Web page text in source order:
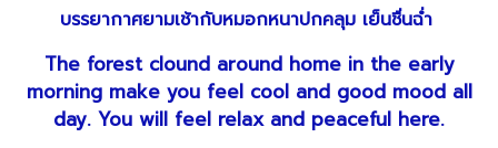
บรรยากาศยามเช้ากับหมอกหนาปกคลุม เย็นชื่นฉ่ำ
The forest clound around home in the early
morning make you feel cool and good mood all
day. You will feel relax and peaceful here.